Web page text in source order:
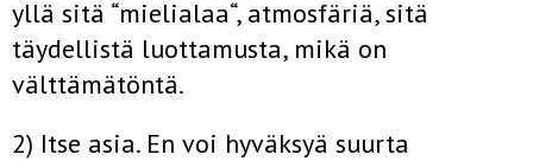
yllä sitä “mielialaa“, atmosfäriä, sitä
täydellistä luottamusta, mikä on
välttämätöntä.
2) Itse asia. En voi hyväksyä suurta